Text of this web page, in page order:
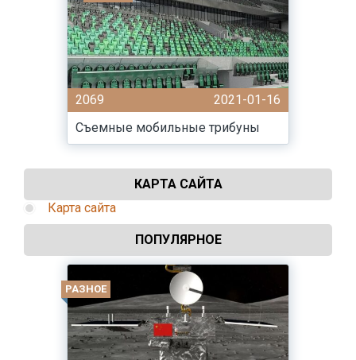
2069
2021-01-16
Съемные мобильные трибуны
КАРТА САЙТА
Карта сайта
ПОПУЛЯРНОЕ
РАЗНОЕ